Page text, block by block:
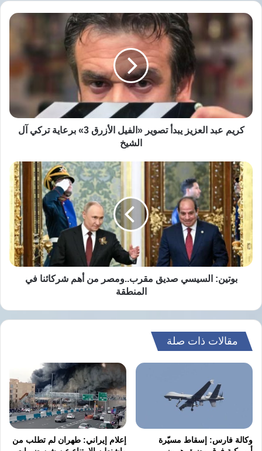
كريم
العزيز
تصوير
برعاية
تركي
كريم عبد العزيز يبدأ تصوير «الفيل الأزرق 3» برعاية تركي آل
الشيخ
بوتين:
السيسي
صديق
مقرب..ومصر
أهم
شركائنا
في
المنطقة
بوتين: السيسي صديق مقرب..ومصر من أهم شركائنا في
المنطقة
مقالات ذات صلة
وكالة فارس: إسقاط مسيّرة
إعلام إيراني: طهران لم تطلب من